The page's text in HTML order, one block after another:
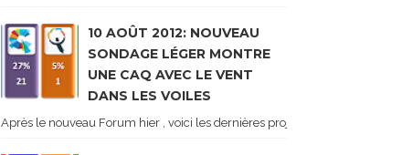
10 AOÛT 2012: NOUVEAU
SONDAGE LÉGER MONTRE
UNE CAQ AVEC LE VENT
DANS LES VOILES
Après le nouveau Forum hier , voici les dernières projections basées sur